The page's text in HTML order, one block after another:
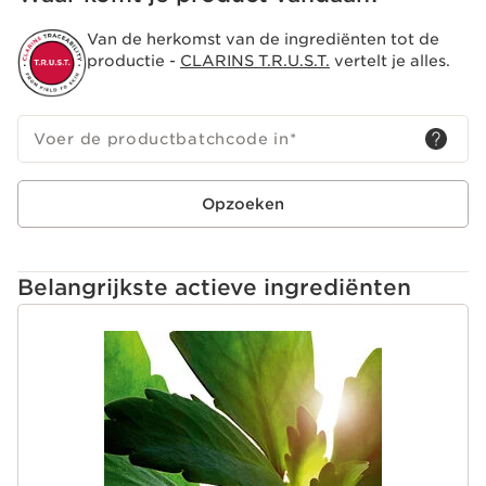
Van de herkomst van de ingrediënten tot de
productie - CLARINS T.R.U.S.T. vertelt je alles.
Voer de productbatchcode in*
Opzoeken
Belangrijkste actieve ingrediënten
DOORGAAN NAAR INHOUD